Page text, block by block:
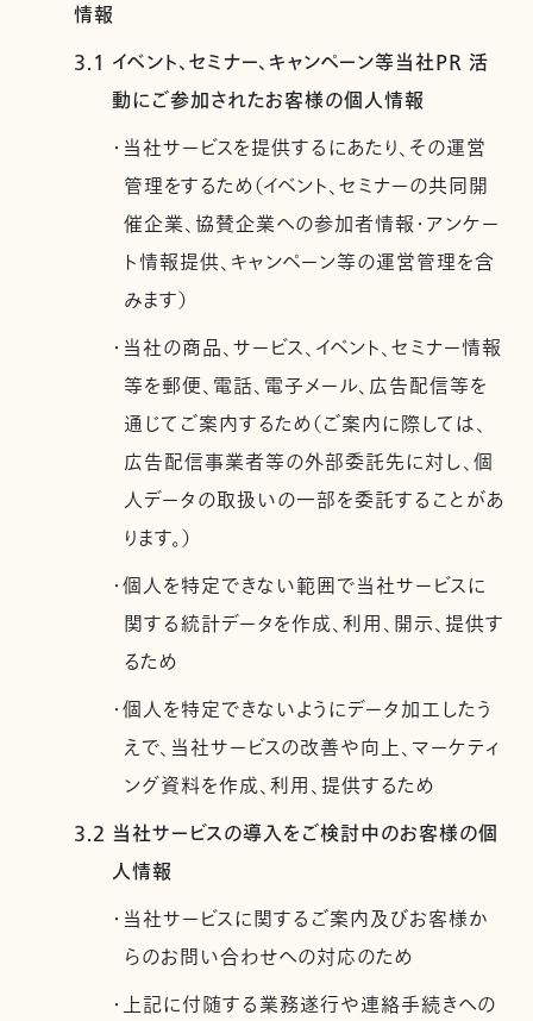
情報
3.1 イベント、セミナー、キャンペーン等当社PR 活
動にご参加されたお客様の個人情報
・当社サービスを提供するにあたり、その運営
管理をするため（イベント、セミナーの共同開
催企業、協賛企業への参加者情報・アンケー
ト情報提供、キャンペーン等の運営管理を含
みます）
・当社の商品、サービス、イベント、セミナー情報
等を郵便、電話、電子メール、広告配信等を
通じてご案内するため（ご案内に際しては、
広告配信事業者等の外部委託先に対し、個
人データの取扱いの一部を委託することがあ
ります。）
・個人を特定できない範囲で当社サービスに
関する統計データを作成、利用、開示、提供す
るため
・個人を特定できないようにデータ加工したう
えで、当社サービスの改善や向上、マーケティ
ング資料を作成、利用、提供するため
3.2 当社サービスの導入をご検討中のお客様の個
人情報
・当社サービスに関するご案内及びお客様か
らのお問い合わせへの対応のため
・上記に付随する業務遂行や連絡手続きへの